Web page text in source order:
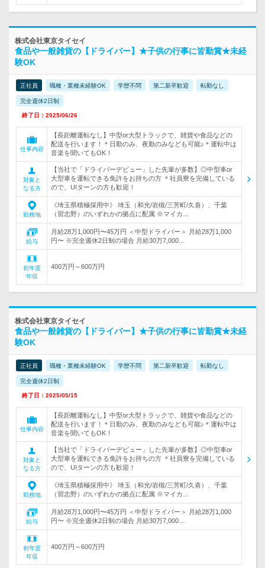
株式会社東京タイセイ
食品や一般雑貨の【ドライバー】★子供の行事に皆勤賞★未経
験OK
正社員 職種・業種未経験OK 学歴不問 第二新卒歓迎 転勤なし
完全週休2日制
終了日：2025/06/26
仕事内容
【長距離運転なし】中型or大型トラックで、雑貨や食品などの
配送を行います！＊日勤のみ、夜勤のみなども可能♪＊運転中は
音楽を聞いてもOK！
対象と
なる方
【当社で「ドライバーデビュー」した先輩が多数】◎中型車or
大型車を運転できる免許をお持ちの方 ＊社員寮を完備している
ので、UIターンの方も歓迎！
勤務地
《埼玉県積極採用中》 埼玉（和光/岩槻/三芳町/久喜）、千葉
（習志野）のいずれかの拠点に配属 ※マイカ…
給与
月給28万1,000円〜45万円 ＜中型ドライバー＞ 月給28万1,000
円〜 ※完全週休2日制の場合 月給30万7,000…
初年度
年収
400万円～600万円
株式会社東京タイセイ
食品や一般雑貨の【ドライバー】★子供の行事に皆勤賞★未経
験OK
正社員 職種・業種未経験OK 学歴不問 第二新卒歓迎 転勤なし
完全週休2日制
終了日：2025/05/15
仕事内容
【長距離運転なし】中型or大型トラックで、雑貨や食品などの
配送を行います！＊日勤のみ、夜勤のみなども可能♪＊運転中は
音楽を聞いてもOK！
対象と
なる方
【当社で「ドライバーデビュー」した先輩が多数】◎中型車or
大型車を運転できる免許をお持ちの方 ＊社員寮を完備している
ので、UIターンの方も歓迎！
勤務地
《埼玉県積極採用中》 埼玉（和光/岩槻/三芳町/久喜）、千葉
（習志野）のいずれかの拠点に配属 ※マイカ…
給与
月給28万1,000円〜45万円 ＜中型ドライバー＞ 月給28万1,000
円〜 ※完全週休2日制の場合 月給30万7,000…
初年度
年収
400万円～600万円